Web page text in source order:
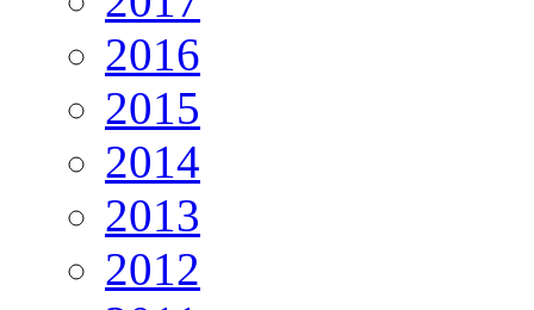
2016
2015
2014
2013
2012